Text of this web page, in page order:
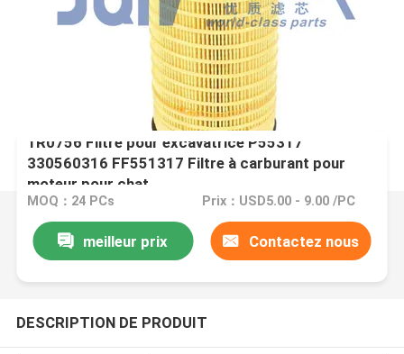
1R0756 Filtre pour excavatrice P55317
330560316 FF551317 Filtre à carburant pour
moteur pour chat
MOQ：24 PCs Prix：USD5.00 - 9.00 /PC
meilleur prix Contactez nous
DESCRIPTION DE PRODUIT